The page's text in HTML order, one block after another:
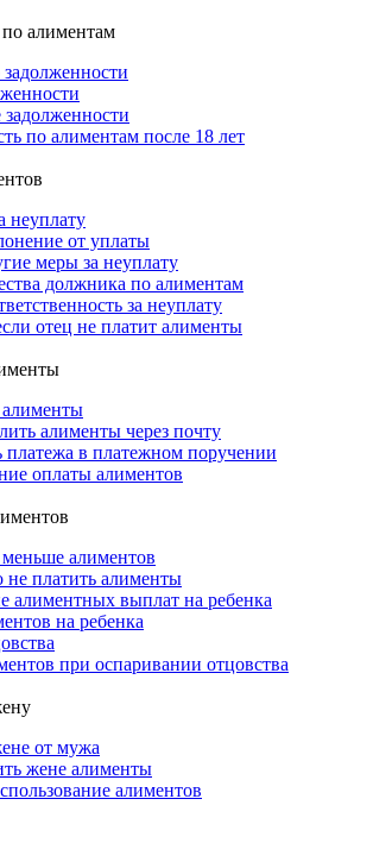
алиментам
по алиментам после 18 лет
неуплату
от уплаты
меры за неуплату
должника по алиментам
за неуплату
отец не платит алименты
алименты
алименты через почту
платежа в платежном поручении
оплаты алиментов
алиментов
платить алименты
алиментных выплат на ребенка
на ребенка
при оспаривании отцовства
от мужа
жене алименты
алиментов